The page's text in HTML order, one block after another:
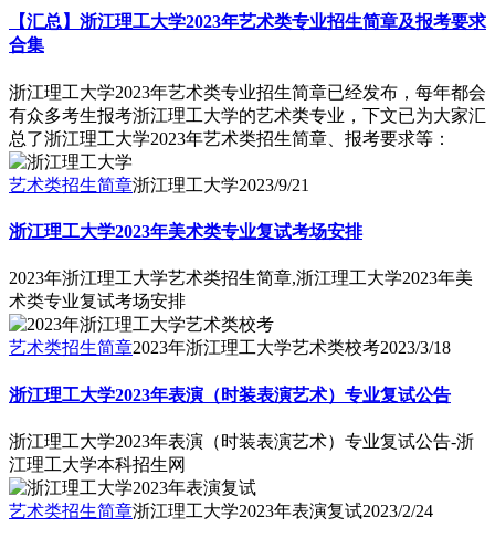
【汇总】浙江理工大学2023年艺术类专业招生简章及报考要求
合集
浙江理工大学2023年艺术类专业招生简章已经发布，每年都会
有众多考生报考浙江理工大学的艺术类专业，下文已为大家汇
总了浙江理工大学2023年艺术类招生简章、报考要求等：
艺术类招生简章浙江理工大学2023/9/21
浙江理工大学2023年美术类专业复试考场安排
2023年浙江理工大学艺术类招生简章,浙江理工大学2023年美
术类专业复试考场安排
艺术类招生简章2023年浙江理工大学艺术类校考2023/3/18
浙江理工大学2023年表演（时装表演艺术）专业复试公告
浙江理工大学2023年表演（时装表演艺术）专业复试公告-浙
江理工大学本科招生网
艺术类招生简章浙江理工大学2023年表演复试2023/2/24